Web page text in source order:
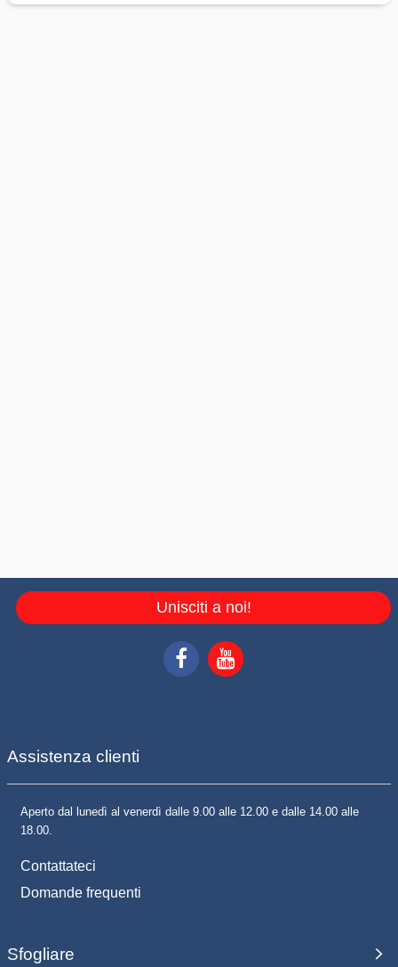
Unisciti a noi!
Assistenza clienti
Aperto dal lunedì al venerdì dalle 9.00 alle 12.00 e dalle 14.00 alle
18.00.
Contattateci
Domande frequenti
Sfogliare